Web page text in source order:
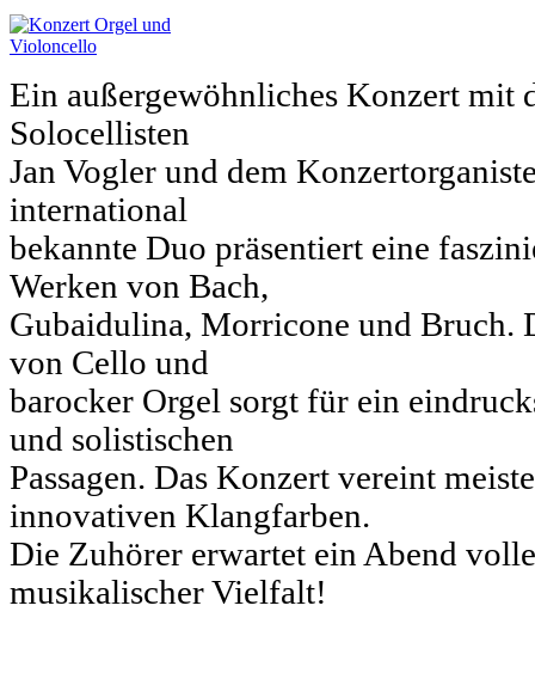
Ein außergewöhnliches Konzert mit
Solocellisten
Jan Vogler und dem
international
bekannte Duo präsentiert eine
Werken von Bach,
Gubaidulina, Morricone und Bruch.
von Cello und
barocker Orgel sorgt für ein
und solistischen
Passagen. Das Konzert vereint
innovativen Klangfarben.
Die Zuhörer erwartet ein Abend
musikalischer Vielfalt!